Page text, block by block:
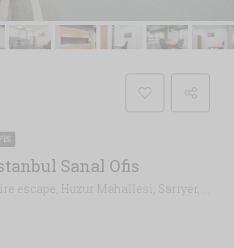
Sanal Ofis
Mahallesi, Sarıyer, İstanbul, Marmara Bölgesi, 34485, Türkiye, İstanbul